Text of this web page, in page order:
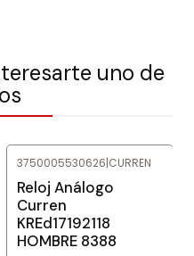
uno de
3750005530626|CURREN
Reloj Análogo
Curren
KREd17192118
HOMBRE 8388